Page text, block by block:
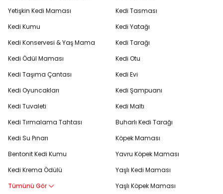
Yetişkin Kedi Maması
Kedi Kumu
Kedi Konservesi & Yaş Mama
Kedi Ödül Maması
Kedi Taşıma Çantası
Kedi Oyuncakları
Kedi Tuvaleti
Kedi Tırmalama Tahtası
Kedi Su Pınarı
Bentonit Kedi Kumu
Kedi Krema Ödülü
Tümünü Gör
Kedi Tasması
Kedi Yatağı
Kedi Tarağı
Kedi Otu
Kedi Evi
Kedi Şampuanı
Kedi Maltı
Buharlı Kedi Tarağı
Köpek Maması
Yavru Köpek Maması
Yaşlı Kedi Maması
Yaşlı Köpek Maması